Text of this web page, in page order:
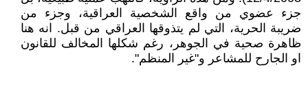
جزء عضوي من واقع الشخصية العراقية، وجزء من
ضريبة الحرية، التي لم يتذوقها العراقي من قبل. انه هنا
ظاهرة صحية في الجوهر، رغم شكلها المخالف للقانون
او الجارح للمشاعر و"غير المنظم".